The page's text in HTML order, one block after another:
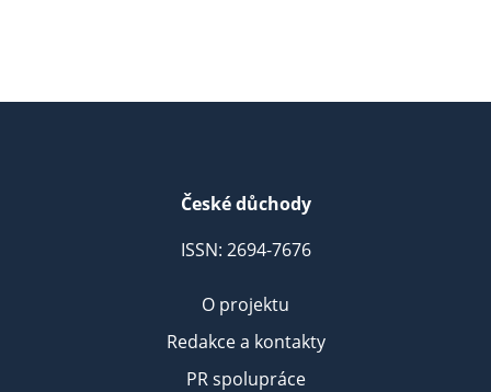
České důchody
ISSN: 2694-7676
O projektu
Redakce a kontakty
PR spolupráce